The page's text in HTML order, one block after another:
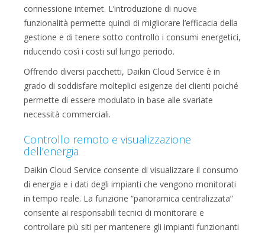
connessione internet. L’introduzione di nuove
funzionalità permette quindi di migliorare l’efficacia della
gestione e di tenere sotto controllo i consumi energetici,
riducendo così i costi sul lungo periodo.
Offrendo diversi pacchetti, Daikin Cloud Service è in
grado di soddisfare molteplici esigenze dei clienti poiché
permette di essere modulato in base alle svariate
necessità commerciali.
Controllo remoto e visualizzazione
dell’energia
Daikin Cloud Service consente di visualizzare il consumo
di energia e i dati degli impianti che vengono monitorati
in tempo reale. La funzione “panoramica centralizzata”
consente ai responsabili tecnici di monitorare e
controllare più siti per mantenere gli impianti funzionanti